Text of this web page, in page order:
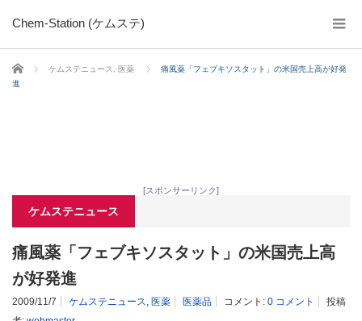
Chem-Station (ケムステ)
ホーム ケムステニュース 医薬
痛風薬「フェブキソスタット」の米国売上高が好発
進
[スポンサーリンク]
ケムステニュース
痛風薬「フェブキソスタット」の米国売上高
が好発進
2009/11/7 ケムステニュース, 医薬 医薬品 コメント: 0 コメント
投稿